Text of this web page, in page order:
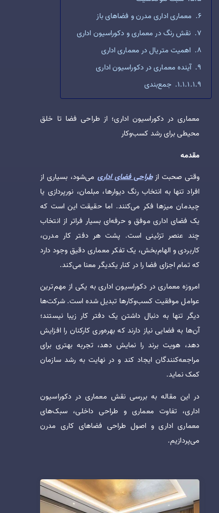
معماری اداری مدرن و فضاهای باز
نقش رنگ در معماری و دکوراسیون اداری
اهمیت متریال در معماری اداری
آینده معماری در دکوراسیون اداری
جمع‌بندی
معماری در دکوراسیون اداری؛ از طراحی فضا تا خلق
محیطی برای رشد کسب‌وکار
مقدمه
وقتی صحبت ازطراحی فضای اداری می‌شود، بسیاری از
افراد تنها به انتخاب رنگ دیوارها، مبلمان، نورپردازی یا
چیدمان میزها فکر می‌کنند. اما حقیقت این است که
یک فضای اداری موفق و حرفه‌ای بسیار فراتر از انتخاب
چند عنصر تزئینی است. پشت هر دفتر کار مدرن،
کاربردی و الهام‌بخش، یک تفکر معماری دقیق وجود دارد
که تمام اجزای فضا را در کنار یکدیگر معنا می‌کند.
امروزه معماری در دکوراسیون اداری به یکی از مهم‌ترین
عوامل موفقیت کسب‌وکارها تبدیل شده است. شرکت‌ها
دیگر تنها به دنبال داشتن یک دفتر کار زیبا نیستند؛
آن‌ها به فضایی نیاز دارند که بهره‌وری کارکنان را افزایش
دهد، هویت برند را نمایش دهد، تجربه بهتری برای
مراجعه‌کنندگان ایجاد کند و در نهایت به رشد سازمان
کمک نماید.
در این مقاله به بررسی نقش معماری در دکوراسیون
اداری، تفاوت معماری و طراحی داخلی، سبک‌های
معماری اداری و اصول طراحی فضاهای کاری مدرن
می‌پردازیم.